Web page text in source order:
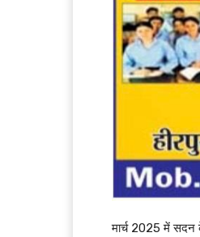
मार्च 2025 में सदन के